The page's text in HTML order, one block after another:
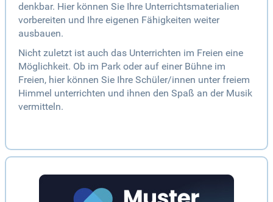
denkbar. Hier können Sie Ihre Unterrichtsmaterialien
vorbereiten und Ihre eigenen Fähigkeiten weiter
ausbauen.
Nicht zuletzt ist auch das Unterrichten im Freien eine
Möglichkeit. Ob im Park oder auf einer Bühne im
Freien, hier können Sie Ihre Schüler/innen unter freiem
Himmel unterrichten und ihnen den Spaß an der Musik
vermitteln.